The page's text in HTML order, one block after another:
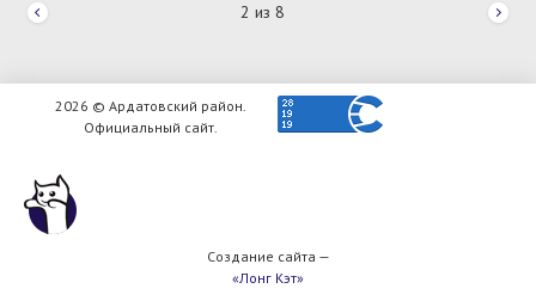
2 из 8
2026 © Ардатовский район.
Официальный сайт.
Создание сайта —
«Лонг Кэт»